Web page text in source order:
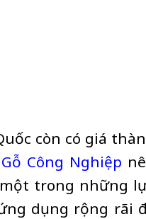
còn có giá
Công Nghiệp
trong những
dụng rộng rãi